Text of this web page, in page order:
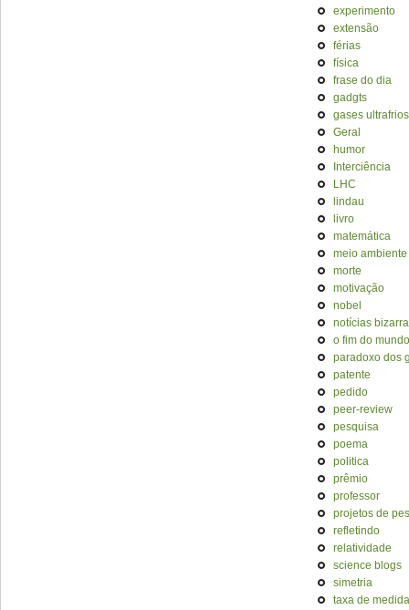
experimento
extensão
férias
física
frase do dia
gadgts
gases ultrafrios
Geral
humor
Interciência
LHC
lindau
livro
matemática
meio ambiente
morte
motivação
nobel
notícias
o fim do mundo
paradoxo dos
patente
pedido
peer-review
pesquisa
poema
politica
prêmio
professor
projetos de
refletindo
relatividade
science blogs
simetria
taxa de medida